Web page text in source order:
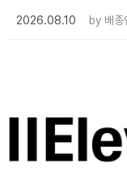
2026.08.10
by 배종